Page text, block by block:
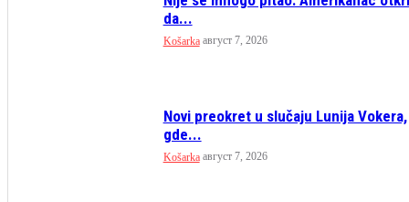
da...
Košarka август 7, 2026
Novi preokret u slučaju Lunija Vokera,
gde...
Košarka август 7, 2026